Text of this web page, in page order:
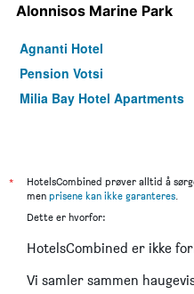
Alonnisos Marine Park
Agnanti Hotel
Pension Votsi
Milia Bay Hotel Apartments
*
HotelsCombined prøver alltid å
men prisene kan ikke garanteres.
Dette er hvorfor:
HotelsCombined er ikke
Vi samler sammen